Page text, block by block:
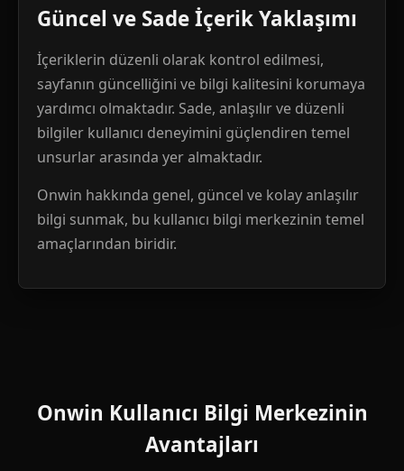
Güncel ve Sade İçerik Yaklaşımı
İçeriklerin düzenli olarak kontrol edilmesi,
sayfanın güncelliğini ve bilgi kalitesini korumaya
yardımcı olmaktadır. Sade, anlaşılır ve düzenli
bilgiler kullanıcı deneyimini güçlendiren temel
unsurlar arasında yer almaktadır.
Onwin hakkında genel, güncel ve kolay anlaşılır
bilgi sunmak, bu kullanıcı bilgi merkezinin temel
amaçlarından biridir.
Onwin Kullanıcı Bilgi Merkezinin
Avantajları